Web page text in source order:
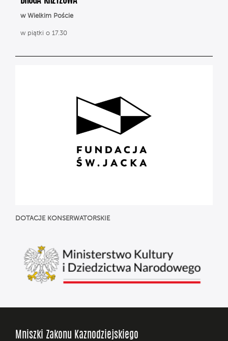
w Wielkim Poście
w piątki o 17.30
DOTACJE KONSERWATORSKIE
Mniszki Zakonu Kaznodziejskiego